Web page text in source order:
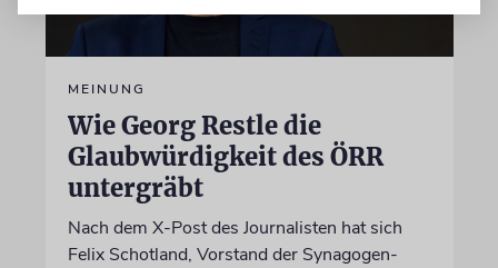
MEINUNG
Wie Georg Restle die
Glaubwürdigkeit des ÖRR
untergräbt
Nach dem X-Post des Journalisten hat sich
Felix Schotland, Vorstand der Synagogen-